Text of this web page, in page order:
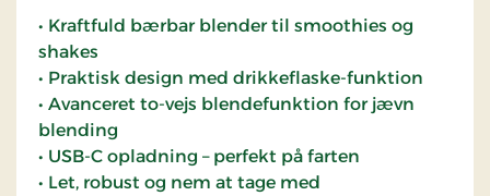
• Kraftfuld bærbar blender til smoothies og
shakes
• Praktisk design med drikkeflaske-funktion
• Avanceret to-vejs blendefunktion for jævn
blending
• USB-C opladning – perfekt på farten
• Let, robust og nem at tage med